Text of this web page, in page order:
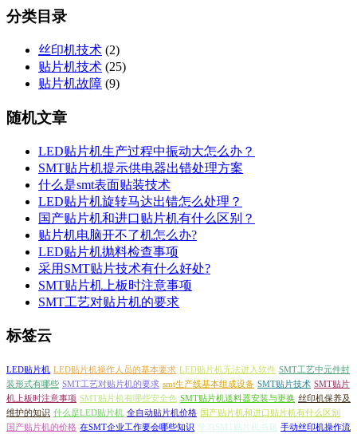
分类目录
丝印机技术 (2)
贴片机技术 (25)
贴片机故障 (9)
随机文章
LED贴片机生产过程中振动大怎么办？
SMT贴片机提示供电器出错处理方案
什么是smt表面贴装技术
LED贴片机旋转马达出错怎么处理？
国产贴片机和进口贴片机有什么区别？
贴片机电脑开不了机怎么办?
LED贴片机抛料检查事项
采用SMT贴片技术有什么好处?
SMT贴片机上板时注意事项
SMT工艺对贴片机的要求
标签云
LED贴片机 LED贴片机操作人员的基本要求 LED贴片机无法进入软件 SMT工艺中元件封
装形式有哪些 SMT工艺对贴片机的要求 smt生产线基本组成设备 SMT贴片技术 SMT贴片
机上板时注意事项 SMT贴片机有哪些安全色 SMT贴片机送料器安装与更换 丝印机保养及
维护的知识 什么是LED贴片机 全自动贴片机价格 国产贴片机和进口贴片机有什么区别
国产贴片机的价格 在SMT企业工作要会哪些知识 学习SMT贴片机书籍 手动丝印机操作流